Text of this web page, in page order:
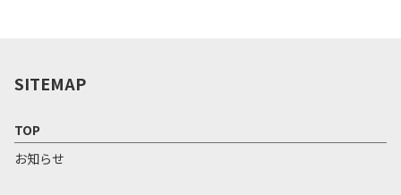
SITEMAP
TOP
お知らせ